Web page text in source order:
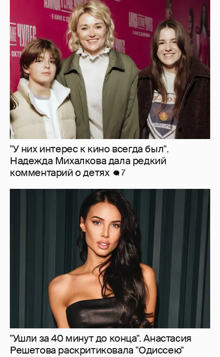
"У них интерес к кино всегда был".
Надежда Михалкова дала редкий
комментарий о детях
7
"Ушли за 40 минут до конца". Анастасия
Решетова раскритиковала "Одиссею"